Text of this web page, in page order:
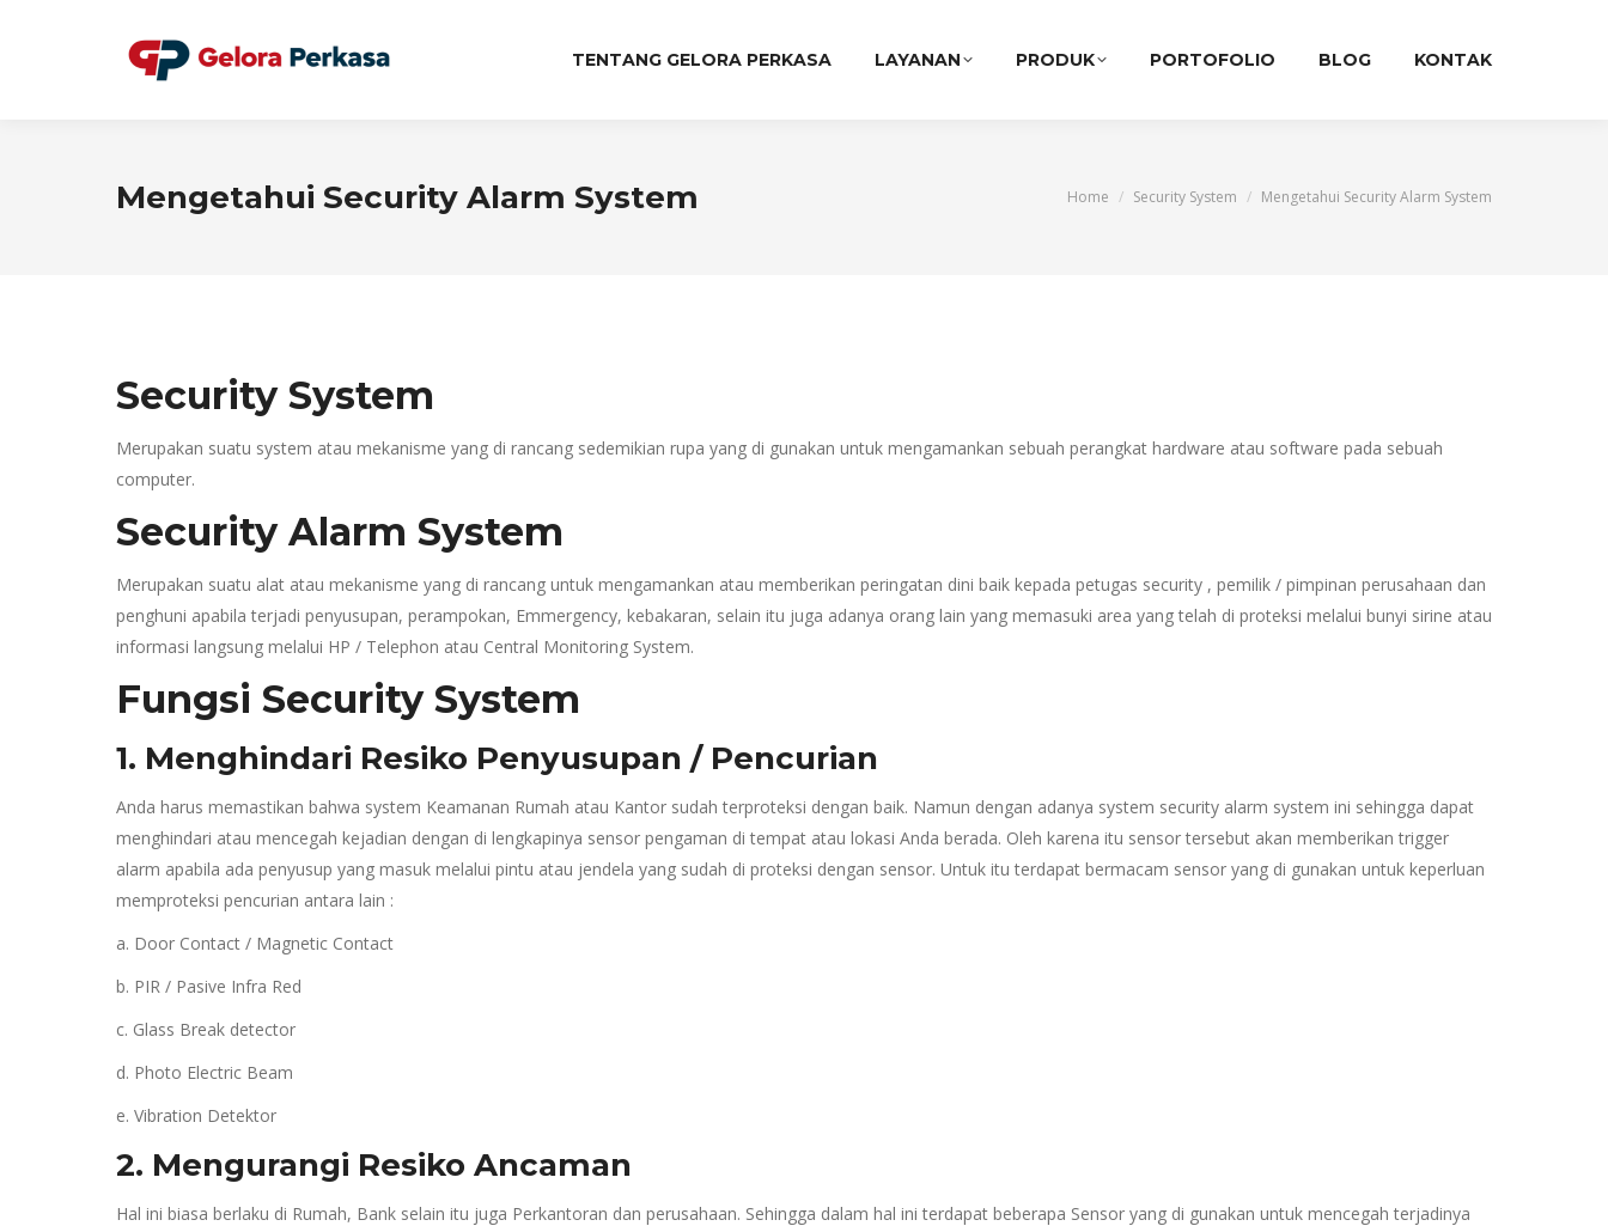
TENTANG GELORA PERKASA LAYANAN PRODUK PORTOFOLIO BLOG KONTAK
Mengetahui Security Alarm System You are here:
Home Security System Mengetahui Security Alarm System
Security System
Merupakan suatu system atau mekanisme yang di rancang sedemikian rupa yang di gunakan untuk mengamankan sebuah perangkat hardware atau software pada sebuah
computer.
Security Alarm System
Merupakan suatu alat atau mekanisme yang di rancang untuk mengamankan atau memberikan peringatan dini baik kepada petugas security , pemilik / pimpinan perusahaan dan
penghuni apabila terjadi penyusupan, perampokan, Emmergency, kebakaran, selain itu juga adanya orang lain yang memasuki area yang telah di proteksi melalui bunyi sirine atau
informasi langsung melalui HP / Telephon atau Central Monitoring System.
Fungsi Security System
1. Menghindari Resiko Penyusupan / Pencurian
Anda harus memastikan bahwa system Keamanan Rumah atau Kantor sudah terproteksi dengan baik. Namun dengan adanya system security alarm system ini sehingga dapat
menghindari atau mencegah kejadian dengan di lengkapinya sensor pengaman di tempat atau lokasi Anda berada. Oleh karena itu sensor tersebut akan memberikan trigger
alarm apabila ada penyusup yang masuk melalui pintu atau jendela yang sudah di proteksi dengan sensor. Untuk itu terdapat bermacam sensor yang di gunakan untuk keperluan
memproteksi pencurian antara lain :
a. Door Contact / Magnetic Contact
b. PIR / Pasive Infra Red
c. Glass Break detector
d. Photo Electric Beam
e. Vibration Detektor
2. Mengurangi Resiko Ancaman
Hal ini biasa berlaku di Rumah, Bank selain itu juga Perkantoran dan perusahaan. Sehingga dalam hal ini terdapat beberapa Sensor yang di gunakan untuk mencegah terjadinya